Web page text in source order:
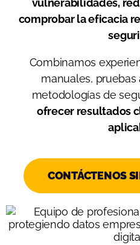
vulnerabilidades,
comprobar la eficacia
Combinamos
manuales, pruebas
metodologías de
ofrecer resultados
CONTÁCTENOS